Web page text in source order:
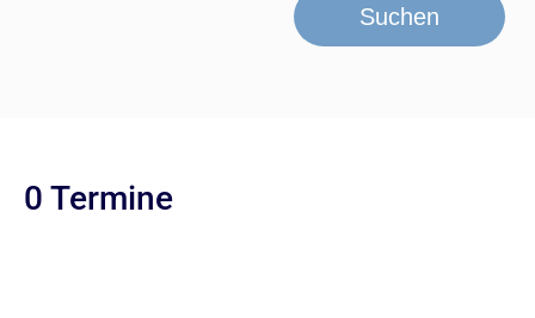
Suchen
0 Termine